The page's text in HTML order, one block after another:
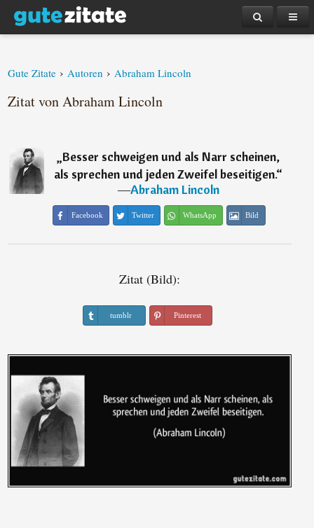
Gute Zitate › Autoren › Abraham Lincoln
Zitat von Abraham Lincoln
„Besser schweigen und als Narr scheinen,
als sprechen und jeden Zweifel beseitigen.“
―Abraham Lincoln
Facebook Twitter WhatsApp Bild
Zitat (Bild):
tumblr Pinterest